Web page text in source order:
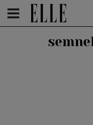
HOMEPAGE /HOMEPAGE